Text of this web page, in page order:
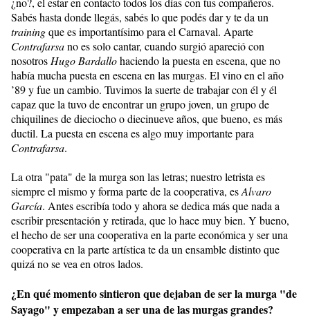
Sabés hasta donde llegás, sabés lo que podés dar y te da un
trainingque es importantísimo para el Carnaval. Aparte
Contrafarsano es solo cantar, cuando surgió apareció con
nosotrosHugo Bardallohaciendo la puesta en escena, que no
había mucha puesta en escena en las murgas. El vino en el año
’89 y fue un cambio. Tuvimos la suerte de trabajar con él y él
capaz que la tuvo de encontrar un grupo joven, un grupo de
chiquilines de dieciocho o diecinueve años, que bueno, es más
ductil. La puesta en escena es algo muy importante para
Contrafarsa.
La otra "pata" de la murga son las letras; nuestro letrista es
siempre el mismo y forma parte de la cooperativa, esAlvaro
García. Antes escribía todo y ahora se dedica más que nada a
escribir presentación y retirada, que lo hace muy bien. Y bueno,
el hecho de ser una cooperativa en la parte económica y ser una
cooperativa en la parte artística te da un ensamble distinto que
quizá no se vea en otros lados.
¿En qué momento sintieron que dejaban de ser la murga "de
Sayago" y empezaban a ser una de las murgas grandes?